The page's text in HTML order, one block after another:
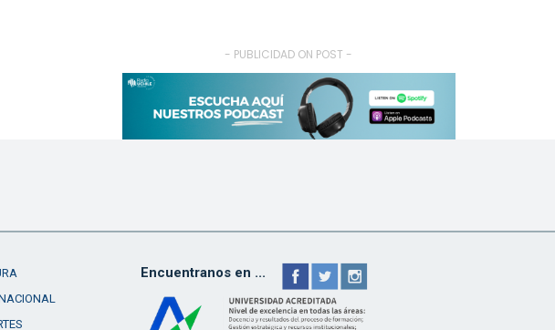
- PUBLICIDAD ON POST -
Encuentranos en ...